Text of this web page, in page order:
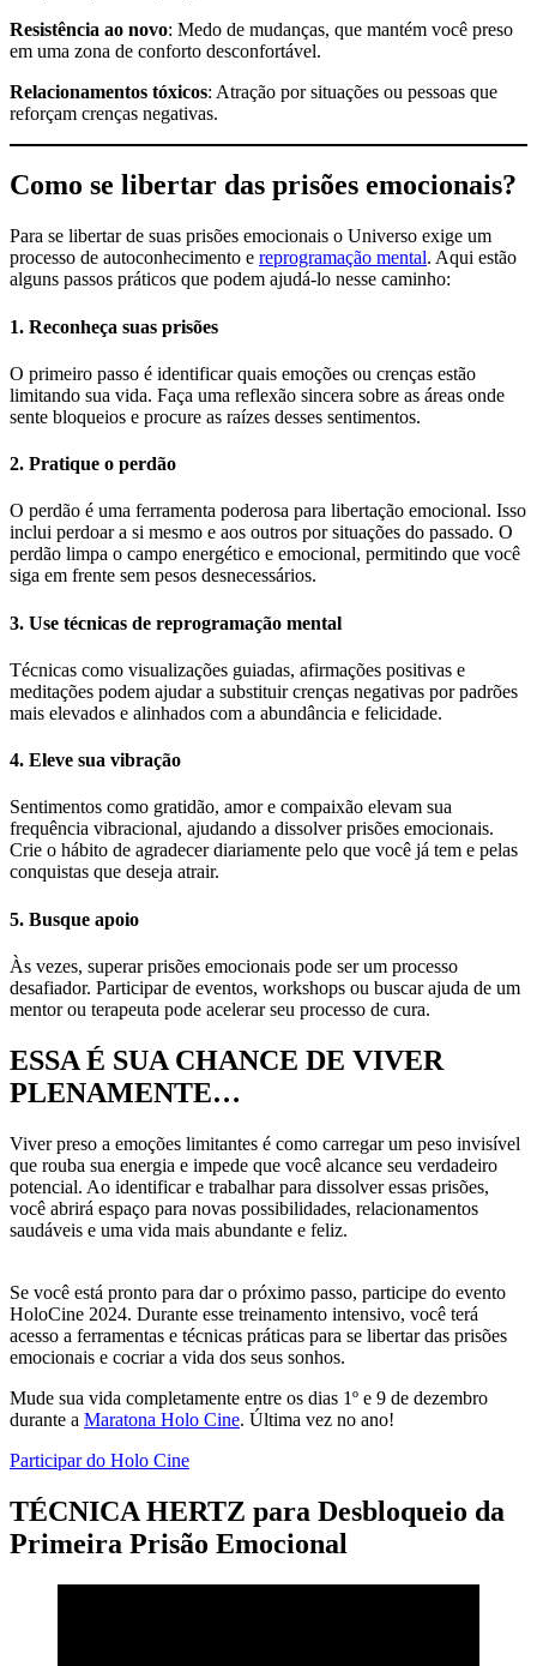
Resistência ao novo: Medo de mudanças, que mantém você preso
em uma zona de conforto desconfortável.
Relacionamentos tóxicos: Atração por situações ou pessoas que
reforçam crenças negativas.
Como se libertar das prisões emocionais?
Para se libertar de suas prisões emocionais o Universo exige um
processo de autoconhecimento e reprogramação mental. Aqui estão
alguns passos práticos que podem ajudá-lo nesse caminho:
1. Reconheça suas prisões
O primeiro passo é identificar quais emoções ou crenças estão
limitando sua vida. Faça uma reflexão sincera sobre as áreas onde
sente bloqueios e procure as raízes desses sentimentos.
2. Pratique o perdão
O perdão é uma ferramenta poderosa para libertação emocional. Isso
inclui perdoar a si mesmo e aos outros por situações do passado. O
perdão limpa o campo energético e emocional, permitindo que você
siga em frente sem pesos desnecessários.
3. Use técnicas de reprogramação mental
Técnicas como visualizações guiadas, afirmações positivas e
meditações podem ajudar a substituir crenças negativas por padrões
mais elevados e alinhados com a abundância e felicidade.
4. Eleve sua vibração
Sentimentos como gratidão, amor e compaixão elevam sua
frequência vibracional, ajudando a dissolver prisões emocionais.
Crie o hábito de agradecer diariamente pelo que você já tem e pelas
conquistas que deseja atrair.
5. Busque apoio
Às vezes, superar prisões emocionais pode ser um processo
desafiador. Participar de eventos, workshops ou buscar ajuda de um
mentor ou terapeuta pode acelerar seu processo de cura.
ESSA É SUA CHANCE DE VIVER
PLENAMENTE…
Viver preso a emoções limitantes é como carregar um peso invisível
que rouba sua energia e impede que você alcance seu verdadeiro
potencial. Ao identificar e trabalhar para dissolver essas prisões,
você abrirá espaço para novas possibilidades, relacionamentos
saudáveis e uma vida mais abundante e feliz.
Se você está pronto para dar o próximo passo, participe do evento
HoloCine 2024. Durante esse treinamento intensivo, você terá
acesso a ferramentas e técnicas práticas para se libertar das prisões
emocionais e cocriar a vida dos seus sonhos.
Mude sua vida completamente entre os dias 1º e 9 de dezembro
durante a Maratona Holo Cine. Última vez no ano!
Participar do Holo Cine
TÉCNICA HERTZ para Desbloqueio da
Primeira Prisão Emocional